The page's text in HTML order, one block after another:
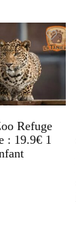
Refuge
: 19.9€ 1